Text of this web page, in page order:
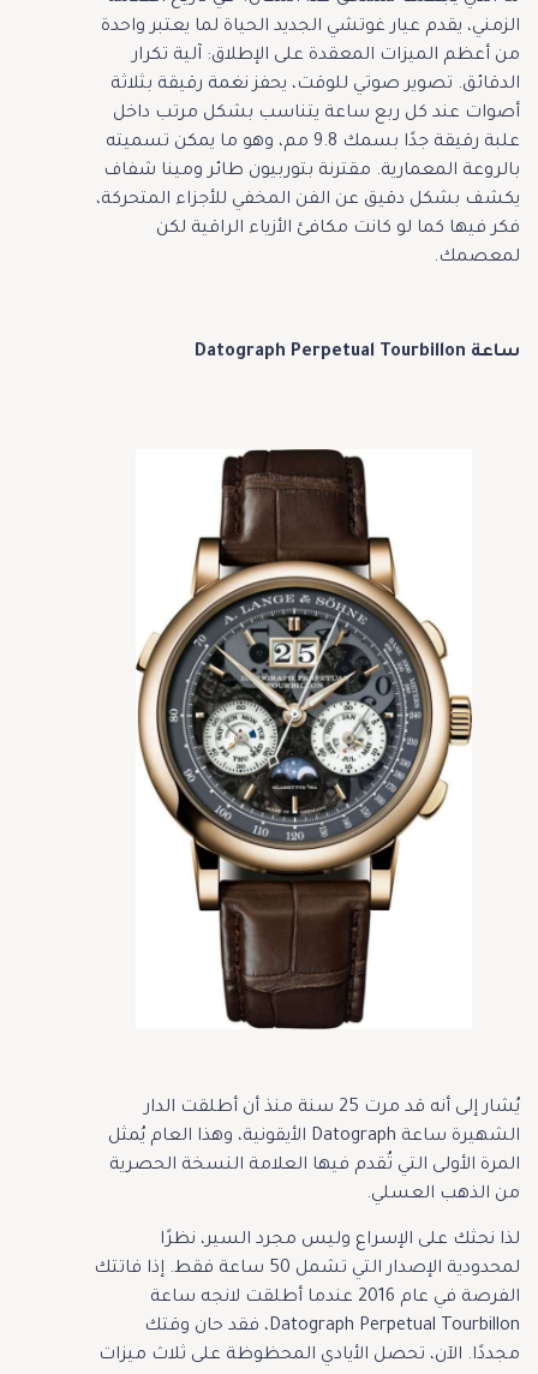
الزمني، يقدم عيار غوتشي الجديد الحياة لما يعتبر واحدة
من أعظم الميزات المعقدة على الإطلاق: آلية تكرار
الدقائق. تصوير صوتي للوقت، يحفز نغمة رقيقة بثلاثة
أصوات عند كل ربع ساعة يتناسب بشكل مرتب داخل
علبة رقيقة جدًا بسمك 9.8 مم، وهو ما يمكن تسميته
بالروعة المعمارية. مقترنة بتوربيون طائر ومينا شفاف
يكشف بشكل دقيق عن الفن المخفي للأجزاء المتحركة،
فكر فيها كما لو كانت مكافئ الأزياء الراقية لكن
لمعصمك.
ساعة Datograph Perpetual Tourbillon
يُشار إلى أنه قد مرت 25 سنة منذ أن أطلقت الدار
الشهيرة ساعة Datograph الأيقونية، وهذا العام يُمثل
المرة الأولى التي تُقدم فيها العلامة النسخة الحصرية
من الذهب العسلي.
لذا نحثك على الإسراع وليس مجرد السير، نظرًا
لمحدودية الإصدار التي تشمل 50 ساعة فقط. إذا فاتتك
الفرصة في عام 2016 عندما أطلقت لانجه ساعة
Datograph Perpetual Tourbillon، فقد حان وقتك
مجددًا. الآن، تحصل الأيادي المحظوظة على ثلاث ميزات